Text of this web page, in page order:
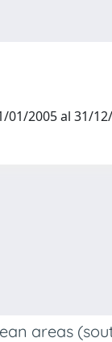
01/2005 al 31/
areas